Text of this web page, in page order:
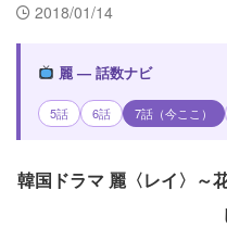
2018/01/14
麗 — 話数ナビ
5話 6話 7話（今ここ）
韓国ドラマ 麗〈レイ〉～